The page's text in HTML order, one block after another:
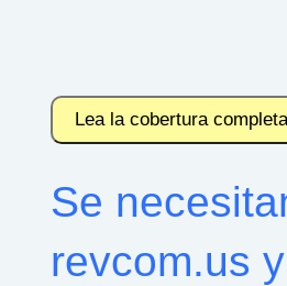
Lea la cobertura
Se
revcom.us